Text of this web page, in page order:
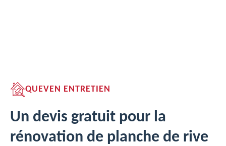
QUEVEN ENTRETIEN
Un devis gratuit pour la
rénovation de planche de rive